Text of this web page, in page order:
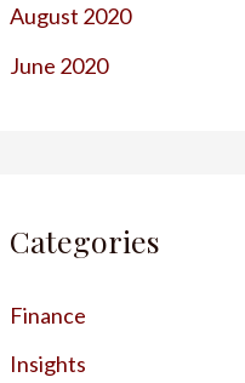
August 2020
June 2020
Categories
Finance
Insights